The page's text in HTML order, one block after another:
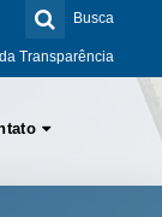
Busca
Transparência